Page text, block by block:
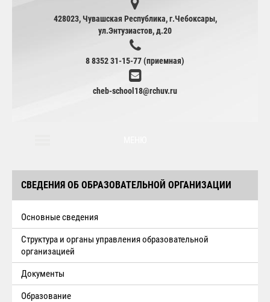
428023, Чувашская Республика, г.Чебоксары,
ул.Энтузиастов, д.20
8 8352 31-15-77 (приемная)
cheb-school18@rchuv.ru
СВЕДЕНИЯ ОБ ОБРАЗОВАТЕЛЬНОЙ ОРГАНИЗАЦИИ
Основные сведения
Структура и органы управления образовательной
организацией
Документы
Образование